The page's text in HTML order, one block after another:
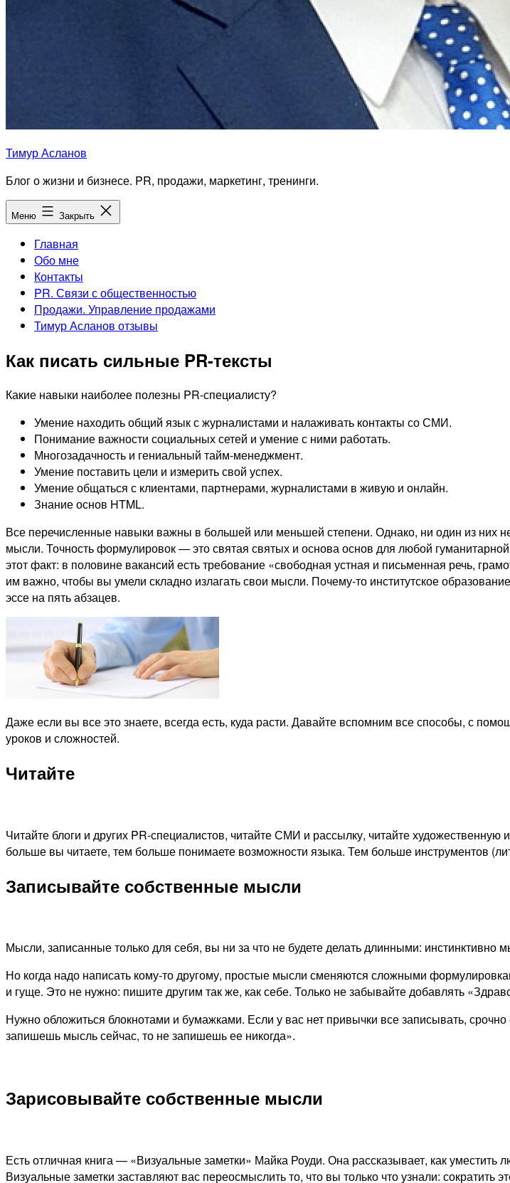
Тимур Асланов
Блог о жизни и бизнесе. PR, продажи, маркетинг, тренинги.
Меню Закрыть
Главная
Обо мне
Контакты
PR. Связи с общественностью
Продажи. Управление продажами
Тимур Асланов отзывы
Как писать сильные PR-тексты
Какие навыки наиболее полезны PR-специалисту?
Умение находить общий язык с журналистами и налаживать контакты со СМИ.
Понимание важности социальных сетей и умение с ними работать.
Многозадачность и гениальный тайм-менеджмент.
Умение поставить цели и измерить свой успех.
Умение общаться с клиентами, партнерами, журналистами в живую и онлайн.
Знание основ HTML.
Все перечисленные навыки важны в большей или меньшей степени. Однако, ни один из них
мысли. Точность формулировок — это святая святых и основа основ для любой
этот факт: в половине вакансий есть требование «свободная устная и письменная речь,
им важно, чтобы вы умели складно излагать свои мысли. Почему-то институтское
эссе на пять абзацев.
Даже если вы все это знаете, всегда есть, куда расти. Давайте вспомним все способы, с
уроков и сложностей.
Читайте
Читайте блоги и других PR-специалистов, читайте СМИ и рассылку, читайте
больше вы читаете, тем больше понимаете возможности языка. Тем больше инструментов
Записывайте собственные мысли
Мысли, записанные только для себя, вы ни за что не будете делать длинными: инстинктивно
Но когда надо написать кому-то другому, простые мысли сменяются сложными
и гуще. Это не нужно: пишите другим так же, как себе. Только не забывайте добавлять
Нужно обложиться блокнотами и бумажками. Если у вас нет привычки все записывать,
запишешь мысль сейчас, то не запишешь ее никогда».
Зарисовывайте собственные мысли
Есть отличная книга — «Визуальные заметки» Майка Роуди. Она рассказывает, как
Визуальные заметки заставляют вас переосмыслить то, что вы только что узнали: